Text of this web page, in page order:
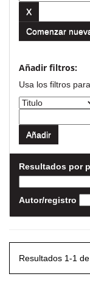
Comenzar
Añadir filtros:
Usa los filtros
Resultados por
Autor/registro
Resultados 1-1 de